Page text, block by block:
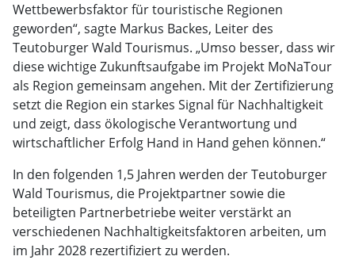
Wettbewerbsfaktor für touristische Regionen
geworden“, sagte Markus Backes, Leiter des
Teutoburger Wald Tourismus. „Umso besser, dass wir
diese wichtige Zukunftsaufgabe im Projekt MoNaTour
als Region gemeinsam angehen. Mit der Zertifizierung
setzt die Region ein starkes Signal für Nachhaltigkeit
und zeigt, dass ökologische Verantwortung und
wirtschaftlicher Erfolg Hand in Hand gehen können.“
In den folgenden 1,5 Jahren werden der Teutoburger
Wald Tourismus, die Projektpartner sowie die
beteiligten Partnerbetriebe weiter verstärkt an
verschiedenen Nachhaltigkeitsfaktoren arbeiten, um
im Jahr 2028 rezertifiziert zu werden.